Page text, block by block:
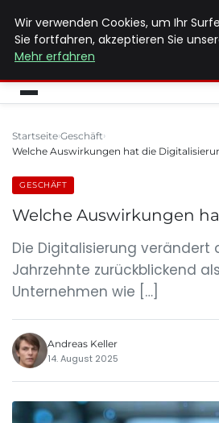
MAX
Startseite Geschäft
Welche Auswirkungen hat die
GESCHÄFT
Welche Auswirkungen
Die Digitalisierung verändert
Jahrzehnte zurückblickend
Unternehmen wie […]
Andreas Keller
14. August 2025
Wir verwenden Cookies, um Ihr
Sie fortfahren, akzeptieren Sie
Mehr erfahren